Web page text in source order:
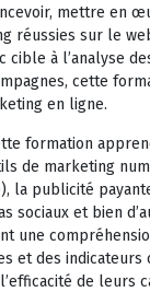
mettre en
réussies sur le
cible à l’analyse
cette
en ligne.
formation
de marketing
la publicité
sociaux et bien
une
et des
de leurs